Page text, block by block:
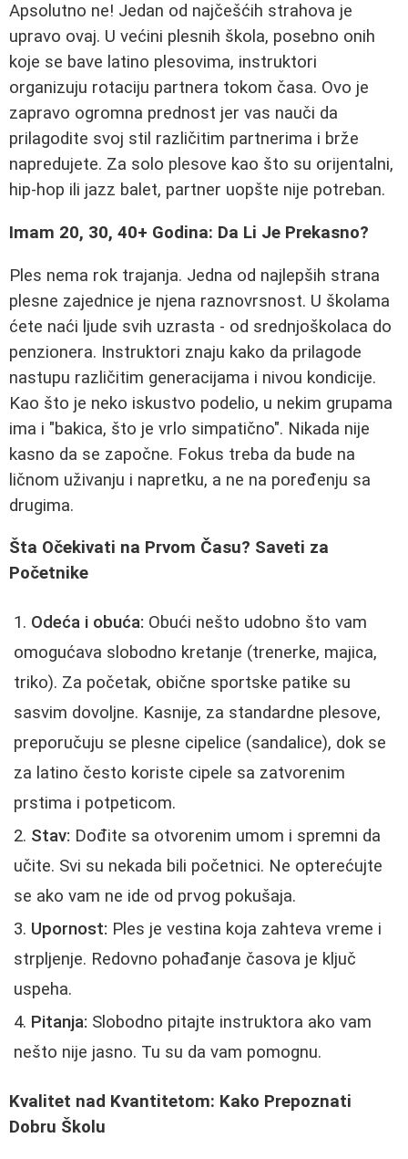
Apsolutno ne! Jedan od najčešćih strahova je
upravo ovaj. U većini plesnih škola, posebno onih
koje se bave latino plesovima, instruktori
organizuju rotaciju partnera tokom časa. Ovo je
zapravo ogromna prednost jer vas nauči da
prilagodite svoj stil različitim partnerima i brže
napredujete. Za solo plesove kao što su orijentalni,
hip-hop ili jazz balet, partner uopšte nije potreban.
Imam 20, 30, 40+ Godina: Da Li Je Prekasno?
Ples nema rok trajanja. Jedna od najlepših strana
plesne zajednice je njena raznovrsnost. U školama
ćete naći ljude svih uzrasta - od srednjoškolaca do
penzionera. Instruktori znaju kako da prilagode
nastupu različitim generacijama i nivou kondicije.
Kao što je neko iskustvo podelio, u nekim grupama
ima i "bakica, što je vrlo simpatično". Nikada nije
kasno da se započne. Fokus treba da bude na
ličnom uživanju i napretku, a ne na poređenju sa
drugima.
Šta Očekivati na Prvom Času? Saveti za
Početnike
Odeća i obuća: Obući nešto udobno što vam
omogućava slobodno kretanje (trenerke, majica,
triko). Za početak, obične sportske patike su
sasvim dovoljne. Kasnije, za standardne plesove,
preporučuju se plesne cipelice (sandalice), dok se
za latino često koriste cipele sa zatvorenim
prstima i potpeticom.
Stav: Dođite sa otvorenim umom i spremni da
učite. Svi su nekada bili početnici. Ne opterećujte
se ako vam ne ide od prvog pokušaja.
Upornost: Ples je vestina koja zahteva vreme i
strpljenje. Redovno pohađanje časova je ključ
uspeha.
Pitanja: Slobodno pitajte instruktora ako vam
nešto nije jasno. Tu su da vam pomognu.
Kvalitet nad Kvantitetom: Kako Prepoznati
Dobru Školu